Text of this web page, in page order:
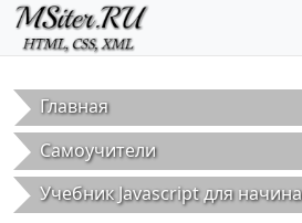
Перейти к основному содержанию
Главная
Самоучители
Учебник Javascript для